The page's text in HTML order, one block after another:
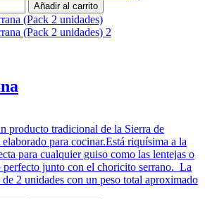
Añadir al carrito
producto tradicional de la Sierra de
para cocinar.Está riquísima a la
para cualquier guiso como las lentejas o
perfecto junto con el choricito serrano. La
2 unidades con un peso total aproximado